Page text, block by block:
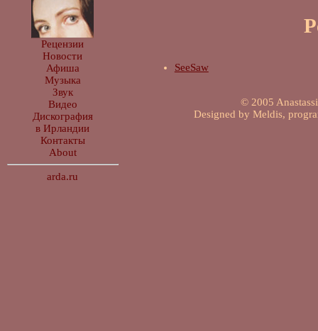
Рецензии
Новости
Афиша
Музыка
Звук
Видео
Дискография
в Ирландии
Контакты
About
arda.ru
SeeSaw
© 2005
Designed by Meldis,